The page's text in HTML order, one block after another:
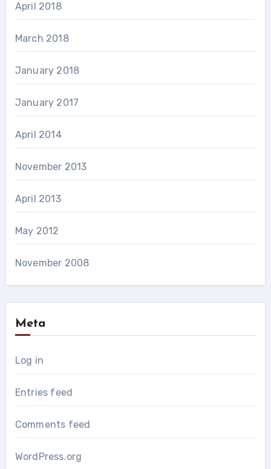
April 2018
March 2018
January 2018
January 2017
April 2014
November 2013
April 2013
May 2012
November 2008
Meta
Log in
Entries feed
Comments feed
WordPress.org